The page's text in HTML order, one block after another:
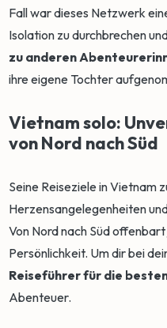
Fall war dieses Netzwerk
Isolation zu durchbrechen
zu anderen
ihre eigene Tochter
Vietnam solo:
von Nord nach Süd
Seine Reiseziele in Vietnam
Herzensangelegenheiten
Von Nord nach Süd
Persönlichkeit. Um dir bei
Reiseführer für die
Abenteuer.